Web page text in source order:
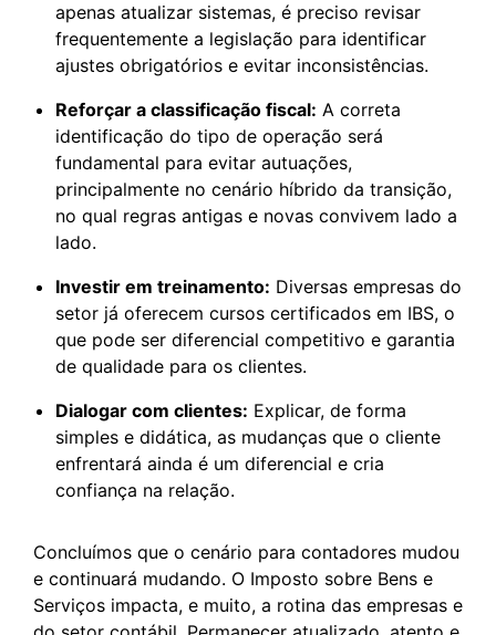
apenas atualizar sistemas, é preciso revisar
frequentemente a legislação para identificar
ajustes obrigatórios e evitar inconsistências.
Reforçar a classificação fiscal: A correta
identificação do tipo de operação será
fundamental para evitar autuações,
principalmente no cenário híbrido da transição,
no qual regras antigas e novas convivem lado a
lado.
Investir em treinamento: Diversas empresas do
setor já oferecem cursos certificados em IBS, o
que pode ser diferencial competitivo e garantia
de qualidade para os clientes.
Dialogar com clientes: Explicar, de forma
simples e didática, as mudanças que o cliente
enfrentará ainda é um diferencial e cria
confiança na relação.
Concluímos que o cenário para contadores mudou
e continuará mudando. O Imposto sobre Bens e
Serviços impacta, e muito, a rotina das empresas e